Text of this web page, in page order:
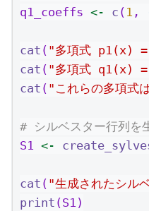
q1_coeffs <- c ( 1 ,
cat ( "多項式 p1(x)
cat ( "多項式 q1(x)
cat ( "これらの多項式
# シルベスター行列を
S1 <-
cat ( "生成されたシル
print (S1)